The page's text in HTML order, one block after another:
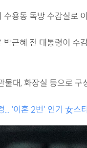
용동 독방 수감실로
근혜 전 대통령이 수
물대, 화장실 등으로 구
... '이혼 2번' 인기 女스